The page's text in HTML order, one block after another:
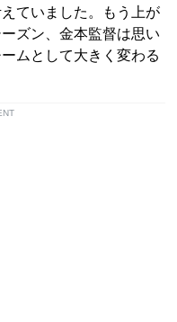
ていました。もう上が
ズン、金本監督は思い
ムとして大きく変わる